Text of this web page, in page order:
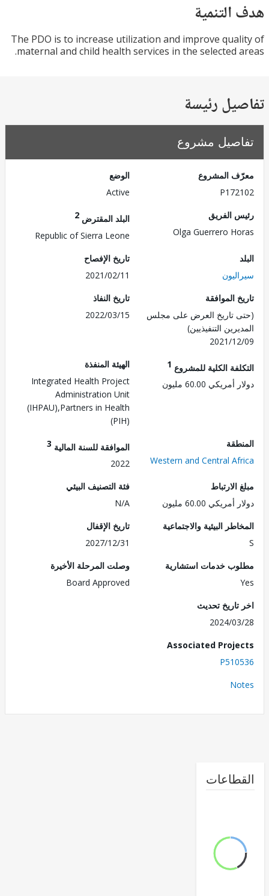
The PDO is to increase utilization and improve
maternal and child health services in the selected
رئيسة
مشروع
المشروع
الفريق
Olga Guerrero
البلد المقترض
Republic of Sierra Leone
تاريخ الإفصاح
2021/02/11
الموافقة
تاريخ العرض على مجلس
التنفيذيين)
2021/
تاريخ النفاذ
2022/03/15
الكلية للمشروع1
60.00 مليون
الهيئة المنفذة
Integrated Health Project
Administration Unit
(IHPAU),Partners in Health
Western and Central
الموافقة للسنة المالية3
2022
60.00 مليون
فئة التصنيف البيئي
البيئية والاجتماعية
تاريخ الإقفال
2027/12/31
خدمات استشارية
وصلت المرحلة الأخيرة
Board Approved
تحديث
2024/
Associated